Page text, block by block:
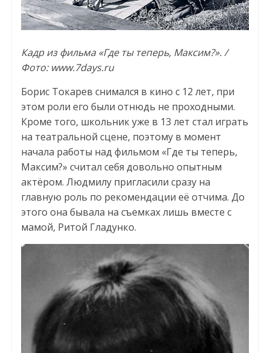
Кадр из фильма «Где ты теперь, Максим?». /
Фото: www.7days.ru
Борис Токарев снимался в кино с 12 лет, при
этом роли его были отнюдь не проходными.
Кроме того, школьник уже в 13 лет стал играть
на театральной сцене, поэтому в момент
начала работы над фильмом «Где ты теперь,
Максим?» считал себя довольно опытным
актёром. Людмилу пригласили сразу на
главную роль по рекомендации её отчима. До
этого она бывала на съемках лишь вместе с
мамой, Ритой Гладунко.